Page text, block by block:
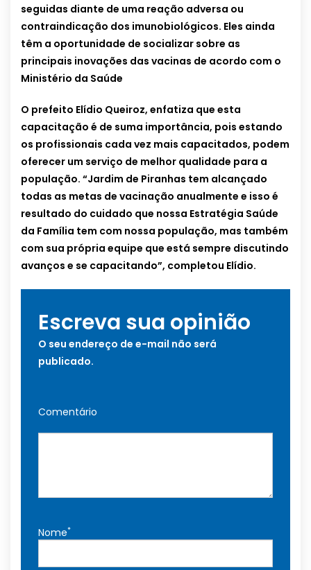
seguidas diante de uma reação adversa ou
contraindicação dos imunobiológicos. Eles ainda
têm a oportunidade de socializar sobre as
principais inovações das vacinas de acordo com o
Ministério da Saúde
O prefeito Elídio Queiroz, enfatiza que esta
capacitação é de suma importância, pois estando
os profissionais cada vez mais capacitados, podem
oferecer um serviço de melhor qualidade para a
população. “Jardim de Piranhas tem alcançado
todas as metas de vacinação anualmente e isso é
resultado do cuidado que nossa Estratégia Saúde
da Família tem com nossa população, mas também
com sua própria equipe que está sempre discutindo
avanços e se capacitando”, completou Elídio.
Escreva sua opinião
O seu endereço de e-mail não será
publicado.
Comentário
Nome*